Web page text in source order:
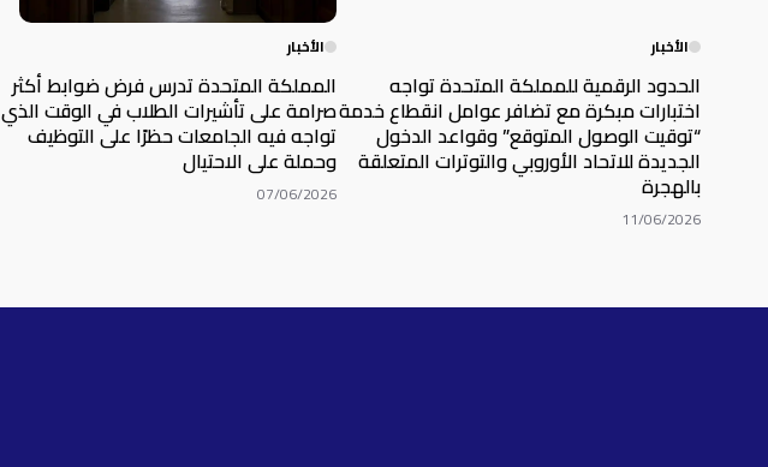
الأخبار
الحدود الرقمية للمملكة المتحدة تواجه
اختبارات مبكرة مع تضافر عوامل انقطاع خدمة
“توقيت الوصول المتوقع” وقواعد الدخول
الجديدة للاتحاد الأوروبي والتوترات المتعلقة
بالهجرة
11/06/2026
الأخبار
المملكة المتحدة تدرس فرض ضوابط أكثر
صرامة على تأشيرات الطلاب في الوقت الذي
تواجه فيه الجامعات حظرًا على التوظيف
وحملة على الاحتيال
07/06/2026